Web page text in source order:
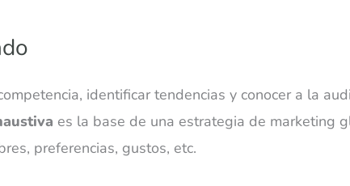
identificar tendencias y conocer a la
es la base de una estrategia de marketing
preferencias, gustos, etc.